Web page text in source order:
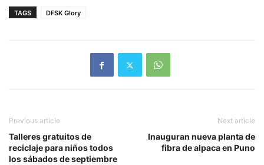
TAGS DFSK Glory
Previous article
Talleres gratuitos de
reciclaje para niños todos
los sábados de septiembre
Next article
Inauguran nueva planta de
fibra de alpaca en Puno